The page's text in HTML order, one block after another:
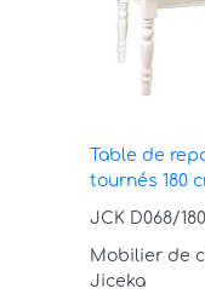
Table de
tournés 180
JCK D068/180
Mobilier de
Jiceka